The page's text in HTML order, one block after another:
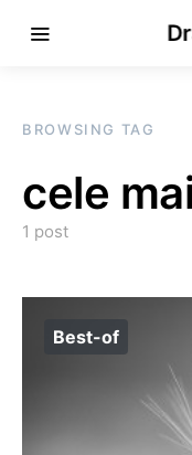
BROWSING TAG
cele
1 post
Best-of